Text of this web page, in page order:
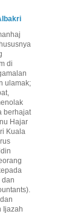
di
ulamak;
berhajat
Hajar
Kuala
dan
Ijazah